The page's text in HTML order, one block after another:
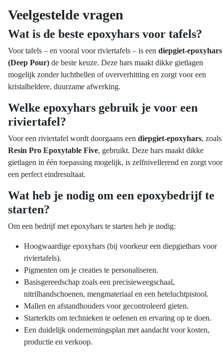
Veelgestelde vragen
Wat is de beste epoxyhars voor tafels?
Voor tafels – en vooral voor riviertafels – is een diepgiet-epoxyhars
(Deep Pour) de beste keuze. Deze hars maakt dikke gietlagen
mogelijk zonder luchtbellen of oververhitting en zorgt voor een
kristalheldere, duurzame afwerking.
Welke epoxyhars gebruik je voor een
riviertafel?
Voor een riviertafel wordt doorgaans een diepgiet-epoxyhars, zoals
Resin Pro Epoxytable Five, gebruikt. Deze hars maakt dikke
gietlagen in één toepassing mogelijk, is zelfnivellerend en zorgt voor
een perfect eindresultaat.
Wat heb je nodig om een epoxybedrijf te
starten?
Om een bedrijf met epoxyhars te starten heb je nodig:
Hoogwaardige epoxyhars (bij voorkeur een diepgiethars voor
riviertafels).
Pigmenten om je creaties te personaliseren.
Basisgereedschap zoals een precisieweegschaal,
nitrilhandschoenen, mengmateriaal en een heteluchtpistool.
Mallen en afstandhouders voor gecontroleerd gieten.
Starterkits om technieken te oefenen en ervaring op te doen.
Een duidelijk ondernemingsplan met aandacht voor kosten,
productie en verkoop.